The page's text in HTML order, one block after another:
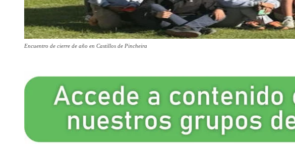
Encuentro de cierre de año en Castillos de Pincheira